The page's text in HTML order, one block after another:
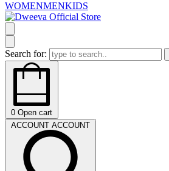
WOMENMENKIDS
Search for:
0 Open cart
ACCOUNT ACCOUNT